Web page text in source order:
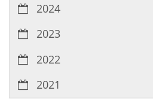
2024
2023
2022
2021